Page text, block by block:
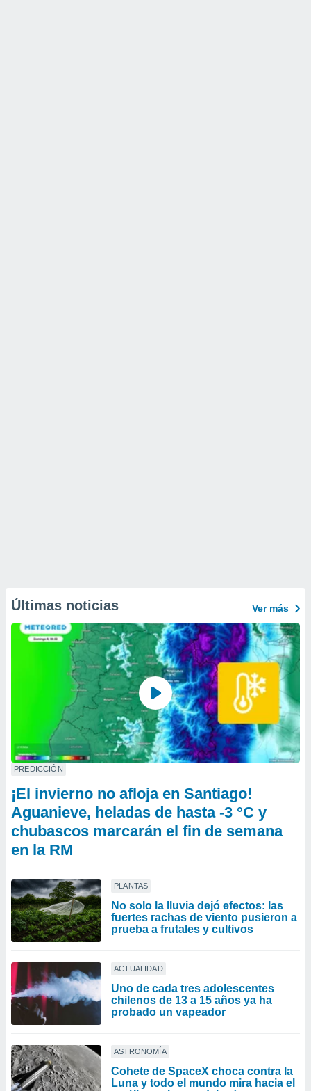
Últimas noticias Ver más
PREDICCIÓN
¡El invierno no afloja en Santiago!
Aguanieve, heladas de hasta -3 °C y
chubascos marcarán el fin de semana
en la RM
PLANTAS
No solo la lluvia dejó efectos: las
fuertes rachas de viento pusieron a
prueba a frutales y cultivos
ACTUALIDAD
Uno de cada tres adolescentes
chilenos de 13 a 15 años ya ha
probado un vapeador
ASTRONOMÍA
Cohete de SpaceX choca contra la
Luna y todo el mundo mira hacia el